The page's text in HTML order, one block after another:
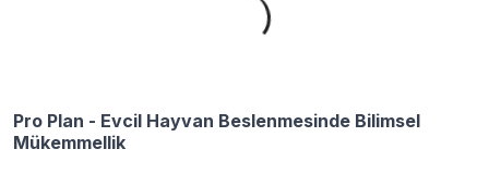
Pro Plan - Evcil Hayvan Beslenmesinde Bilimsel
Mükemmellik